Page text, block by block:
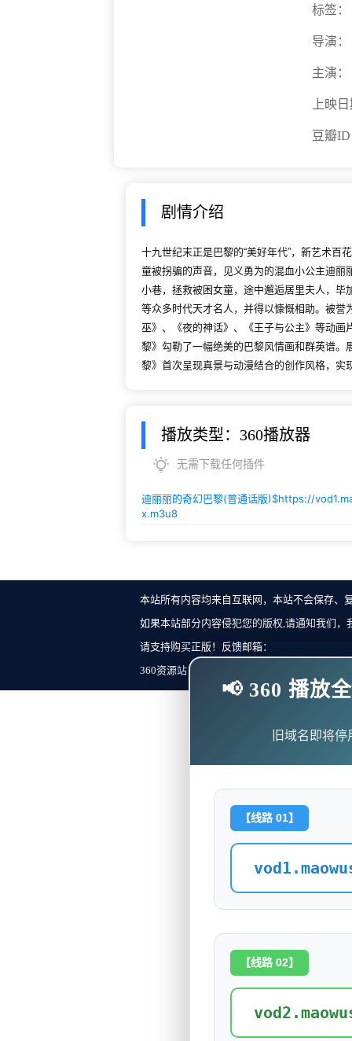
标签：
导演：
主演：
上映
豆瓣
剧情介绍
十九世纪末正是巴黎的“美好年代”，新艺术百
童被拐骗的声音，见义勇为的混血小公主迪
小巷，拯救被困女童，途中邂逅居里夫人，毕
等众多时代天才名人，并得以慷慨相助。被誉
巫》、《夜的神话》、《王子与公主》等动
黎》勾勒了一幅绝美的巴黎风情画和群英谱
黎》首次呈现真景与动漫结合的创作风格，实
播放类型：360播放器
无需下载任何插件
迪丽丽的奇幻巴黎(普通话版)$https://
x.m3u8
本站所有内容均来自互联网，本站不会保存、
如果本站部分内容侵犯您的版权,请通知我们
请支持购买正版！反馈邮箱：
360资源站 Copyright ©2018-2023 All Rights
📢 360 播放
旧域名即将
【线路 01】
【线路 02】